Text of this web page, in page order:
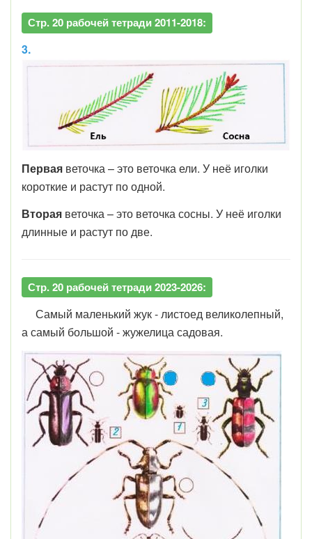
Стр. 20 рабочей тетради 2011-2018:
3.
Первая веточка – это веточка ели. У неё иголки
короткие и растут по одной.
Вторая веточка – это веточка сосны. У неё иголки
длинные и растут по две.
Стр. 20 рабочей тетради 2023-2026:
Самый маленький жук - листоед великолепный,
а самый большой - жужелица садовая.